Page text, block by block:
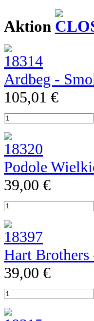
Aktion
Ardbeg -
105,01 €
Podole
39,00 €
Hart
39,00 €